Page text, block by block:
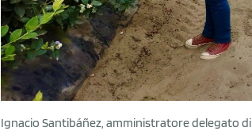
Ignacio Santibáñez, amministratore delegato di